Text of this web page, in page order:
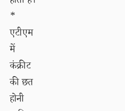
*
एटीएम
में
कंक्रीट
की छत
होनी